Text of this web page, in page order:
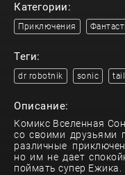
Категории:
Приключения
Теги:
dr robotnik sonic
Описание:
Комикс Вселенная
со своими друзьями
различные
но им не дает
поймать супер Ежика.